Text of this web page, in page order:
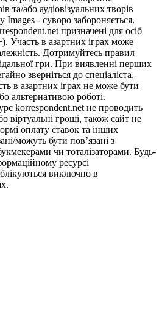
та/або аудіовізуальних творів
Images - суворо забороняється.
призначені для осіб
Участь в азартних іграх може
Дотримуйтесь правил
гри. При виявленні перших
зверніться до спеціаліста.
в азартних іграх не може бути
альтернативою роботі.
korrespondent.net не проводить
віртуальні гроші, також сайт не
оплату ставок та інших
можуть бути пов’язані з
чи тоталізаторами. Будь-
ресурсі
виключно в